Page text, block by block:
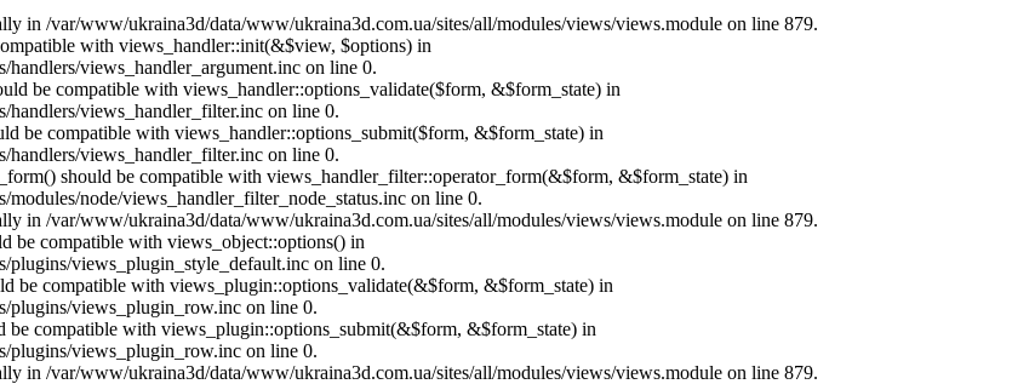
in /var/www/ukraina3d/data/www/ukraina3d.com.ua/sites/all/modules/views/views.module on line 879.
with views_handler::init(&$view, $options) in
views_handler_argument.inc on line 0.
be compatible with views_handler::options_validate($form, &$form_state) in
views_handler_filter.inc on line 0.
be compatible with views_handler::options_submit($form, &$form_state) in
views_handler_filter.inc on line 0.
should be compatible with views_handler_filter::operator_form(&$form, &$form_state) in
node/views_handler_filter_node_status.inc on line 0.
in /var/www/ukraina3d/data/www/ukraina3d.com.ua/sites/all/modules/views/views.module on line 879.
be compatible with views_object::options() in
views_plugin_style_default.inc on line 0.
be compatible with views_plugin::options_validate(&$form, &$form_state) in
plugins/views_plugin_row.inc on line 0.
compatible with views_plugin::options_submit(&$form, &$form_state) in
plugins/views_plugin_row.inc on line 0.
in /var/www/ukraina3d/data/www/ukraina3d.com.ua/sites/all/modules/views/views.module on line 879.